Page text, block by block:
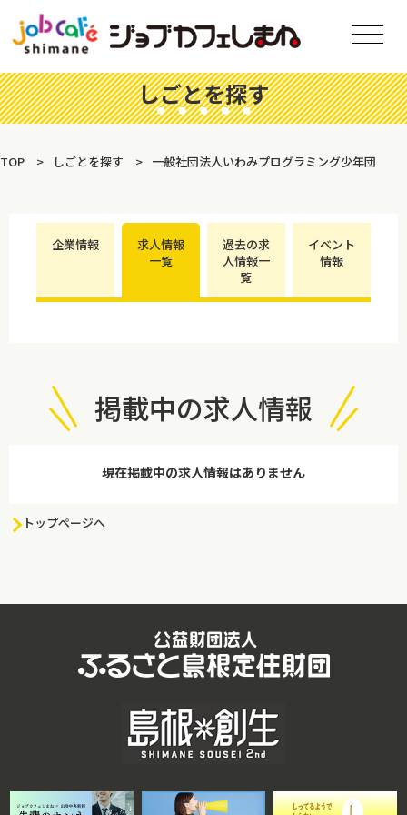
しごとを探す
TOP しごとを探す 一般社団法人いわみプログラミング少年団
企業情報
求人情報
一覧
過去の求
人情報一
覧
イベント
情報
掲載中の求人情報
現在掲載中の求人情報はありません
トップページへ